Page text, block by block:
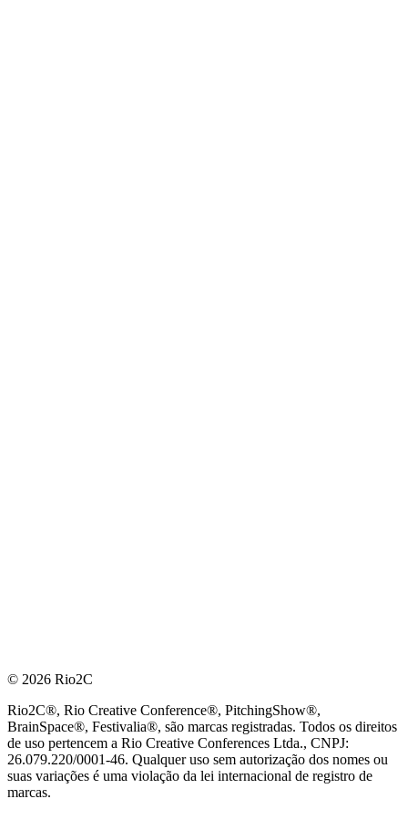
© 2026 Rio2C
Rio2C®, Rio Creative Conference®, PitchingShow®,
BrainSpace®, Festivalia®, são marcas registradas. Todos os direitos
de uso pertencem a Rio Creative Conferences Ltda., CNPJ:
26.079.220/0001-46. Qualquer uso sem autorização dos nomes ou
suas variações é uma violação da lei internacional de registro de
marcas.